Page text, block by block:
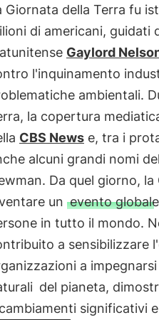
Giornata della Terra fu
di americani, guidati
Gaylord
l'inquinamento
ambientali.
la copertura
CBS Newse, tra i
alcuni grandi nomi
Da quel giorno,
un evento globale
in tutto il mondo.
a sensibilizzare
a
del pianeta,
significativi